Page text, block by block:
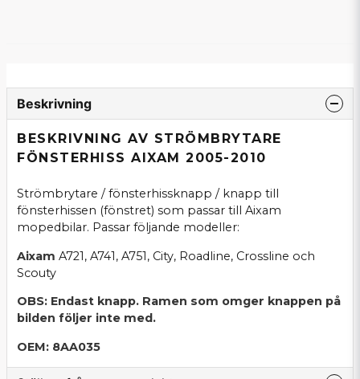
Beskrivning
BESKRIVNING AV STRÖMBRYTARE
FÖNSTERHISS AIXAM 2005-2010
Strömbrytare / fönsterhissknapp / knapp till
fönsterhissen (fönstret) som passar till Aixam
mopedbilar. Passar följande modeller:
Aixam A721, A741, A751, City, Roadline, Crossline och
Scouty
OBS: Endast knapp. Ramen som omger knappen på
bilden följer inte med.
OEM: 8AA035